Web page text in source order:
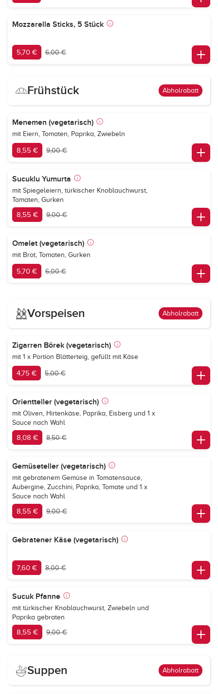
Mozzarella Sticks, 5 Stück
5,70 € 6,00 €
Frühstück Abholrabatt
Menemen (vegetarisch)
mit Eiern, Tomaten, Paprika, Zwiebeln
8,55 € 9,00 €
Sucuklu Yumurta
mit Spiegeleiern, türkischer Knoblauchwurst,
Tomaten, Gurken
8,55 € 9,00 €
Omelet (vegetarisch)
mit Brot, Tomaten, Gurken
5,70 € 6,00 €
Vorspeisen Abholrabatt
Zigarren Börek (vegetarisch)
mit 1 x Portion Blätterteig, gefüllt mit Käse
4,75 € 5,00 €
Orientteller (vegetarisch)
mit Oliven, Hirtenkäse, Paprika, Eisberg und 1 x
Sauce nach Wahl
8,08 € 8,50 €
Gemüseteller (vegetarisch)
mit gebratenem Gemüse in Tomatensauce,
Aubergine, Zucchini, Paprika, Tomate und 1 x
Sauce nach Wahl
8,55 € 9,00 €
Gebratener Käse (vegetarisch)
7,60 € 8,00 €
Sucuk Pfanne
mit türkischer Knoblauchwurst, Zwiebeln und
Paprika gebraten
8,55 € 9,00 €
Suppen Abholrabatt